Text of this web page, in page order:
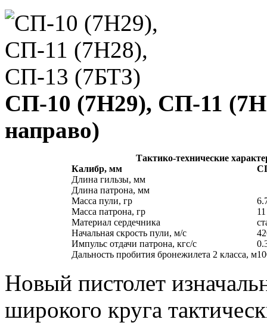
СП-10 (7Н29), СП-11
направо)
Тактико-технические
Калибр, мм
Длина гильзы, мм
Длина патрона, мм
Масса пули, гр
Масса патрона, гр
11
Материал сердечника
Начальная скрость пули, м/с
Импульс отдачи патрона, кгс/с
Дальность пробития бронежилета 2 класса, м
Новый пистолет
широкого круга